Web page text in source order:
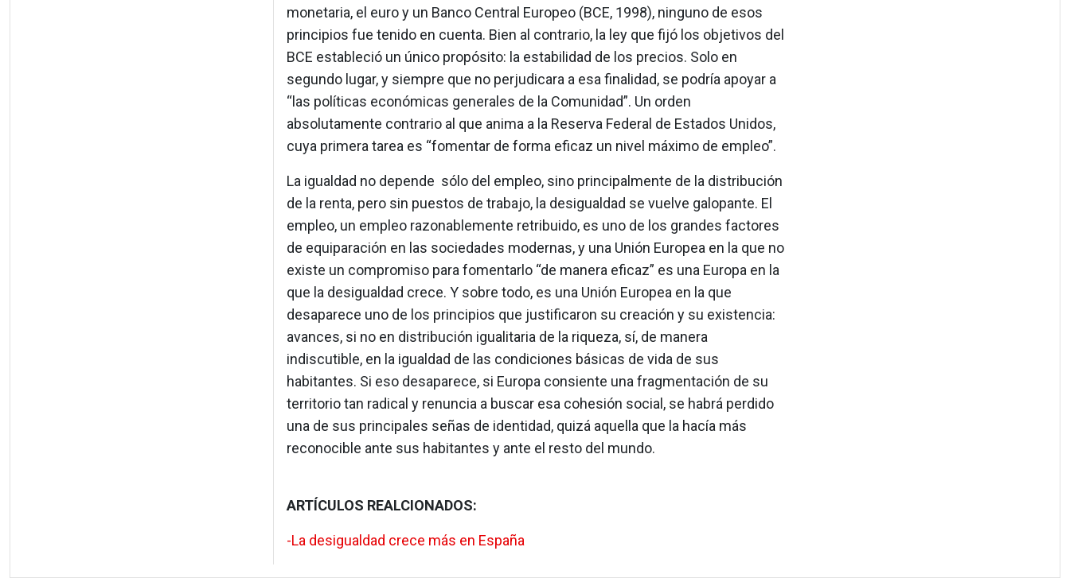
monetaria, el euro y un Banco Central Europeo (BCE, 1998), ninguno de esos
principios fue tenido en cuenta. Bien al contrario, la ley que fijó los objetivos del
BCE estableció un único propósito: la estabilidad de los precios. Solo en
segundo lugar, y siempre que no perjudicara a esa finalidad, se podría apoyar a
“las políticas económicas generales de la Comunidad”. Un orden
absolutamente contrario al que anima a la Reserva Federal de Estados Unidos,
cuya primera tarea es “fomentar de forma eficaz un nivel máximo de empleo”.
La igualdad no depende sólo del empleo, sino principalmente de la distribución
de la renta, pero sin puestos de trabajo, la desigualdad se vuelve galopante. El
empleo, un empleo razonablemente retribuido, es uno de los grandes factores
de equiparación en las sociedades modernas, y una Unión Europea en la que no
existe un compromiso para fomentarlo “de manera eficaz” es una Europa en la
que la desigualdad crece. Y sobre todo, es una Unión Europea en la que
desaparece uno de los principios que justificaron su creación y su existencia:
avances, si no en distribución igualitaria de la riqueza, sí, de manera
indiscutible, en la igualdad de las condiciones básicas de vida de sus
habitantes. Si eso desaparece, si Europa consiente una fragmentación de su
territorio tan radical y renuncia a buscar esa cohesión social, se habrá perdido
una de sus principales señas de identidad, quizá aquella que la hacía más
reconocible ante sus habitantes y ante el resto del mundo.
ARTÍCULOS REALCIONADOS:
-La desigualdad crece más en España